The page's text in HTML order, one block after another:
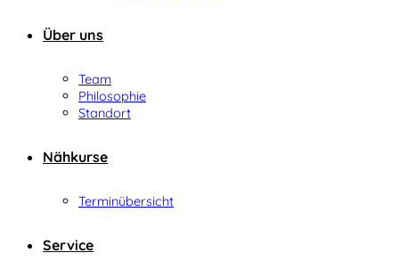
Über uns
Team
Philosophie
Standort
Nähkurse
Terminübersicht
Service